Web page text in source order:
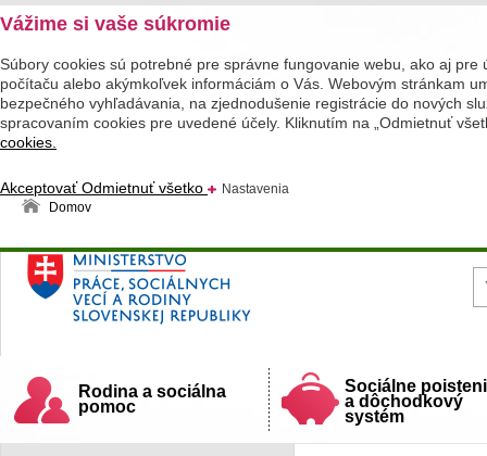
Vážime si vaše súkromie
Súbory cookies sú potrebné pre správne fungovanie webu, ako aj
počítaču alebo akýmkoľvek informáciám o Vás. Webovým stránkam
bezpečného vyhľadávania, na zjednodušenie registrácie do nových
spracovaním cookies pre uvedené účely. Kliknutím na „Odmietnuť
cookies.
AkceptovaťOdmietnuť všetko
Nastavenia
Domov
Ministerstvo práce, sociálnych vecí a rodiny
Slovenskej republiky
Rodina a sociálna
pomoc
Sociálne
a dôchodkový
systém